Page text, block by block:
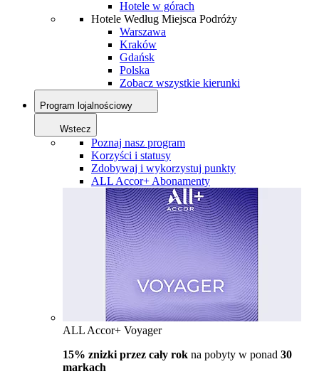
Hotele w górach
Hotele Według Miejsca Podróży
Warszawa
Kraków
Gdańsk
Polska
Zobacz wszystkie kierunki
Program lojalnościowy
Wstecz
Poznaj nasz program
Korzyści i statusy
Zdobywaj i wykorzystuj punkty
ALL Accor+ Abonamenty
ALL Accor+ Voyager
15% znizki przez cały rok na pobyty w ponad 30
markach